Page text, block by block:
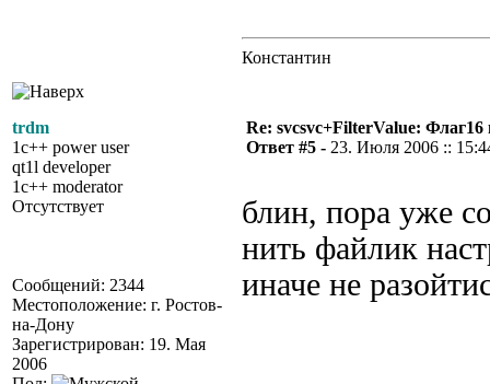
Константин
trdm
1c++ power user
qt1l developer
1c++ moderator
Отсутствует
Сообщений: 2344
Местоположение: г. Ростов-
на-Дону
Зарегистрирован: 19. Мая
2006
Re: svcsvc+FilterValue: Флаг16
Ответ #5 - 23. Июля 2006 ::
блин, пора уже
нить файлик
иначе не